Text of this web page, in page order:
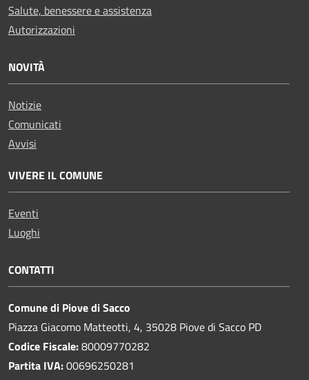
Salute, benessere e assistenza
Autorizzazioni
NOVITÀ
Notizie
Comunicati
Avvisi
VIVERE IL COMUNE
Eventi
Luoghi
CONTATTI
Comune di Piove di Sacco
Piazza Giacomo Matteotti, 4, 35028 Piove di Sacco PD
Codice Fiscale:80009770282
Partita IVA:00696250281